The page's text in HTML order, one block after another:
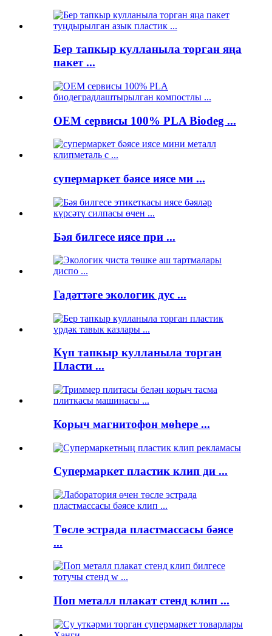
Бер тапкыр кулланыла торган яңа
пакет ...
OEM сервисы 100% PLA Biodeg ...
супермаркет бәясе иясе ми ...
Бәя билгесе иясе при ...
Гадәттәге экологик дус ...
Күп тапкыр кулланыла торган
Пласти ...
Корыч магнитофон мөһере ...
Супермаркет пластик клип ди ...
Төсле эстрада пластмассасы бәясе
...
Поп металл плакат стенд клип ...